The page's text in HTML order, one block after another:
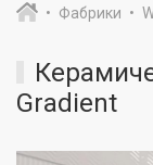
Фабрики
Gradient